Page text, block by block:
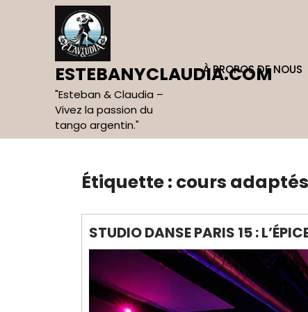
ESTEBANYCLAUDIA.COM
"Esteban & Claudia –
Vivez la passion du
tango argentin."
À PROPOS DE NOUS
Étiquette : cours adaptés
STUDIO DANSE PARIS 15 :